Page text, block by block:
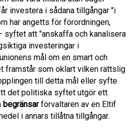
investera i sådana tillgångar "i
har angetts för förordningen,
syftet att "anskaffa och kanalisera
investeringar i
mål om en smart och
framstår som oklart vilken rättslig
till detta mål eller syfte
det politiska syftet utgör ett
begränsarförvaltaren av en Eltif
i annars tillåtna tillgångar.